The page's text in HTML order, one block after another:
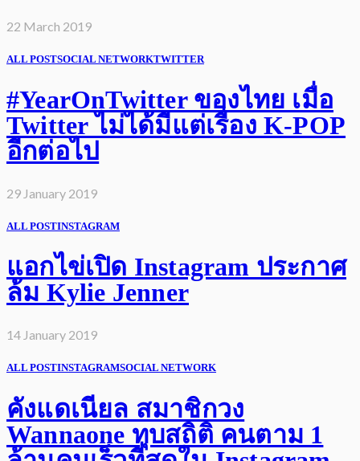
22 March 2019
ALL POSTSOCIAL NETWORKTWITTER
#YearOnTwitter ของไทย เมื่อ
Twitter ไม่ได้มีแต่เรื่อง K-POP
อีกต่อไป
29 January 2019
ALL POSTINSTAGRAM
แอกไข่เปิด Instagram ประกาศ
ล้ม Kylie Jenner
14 January 2019
ALL POSTINSTAGRAMSOCIAL NETWORK
คังแดเนียล สมาชิกวง
Wannaone ทุบสถิติ คนตาม 1